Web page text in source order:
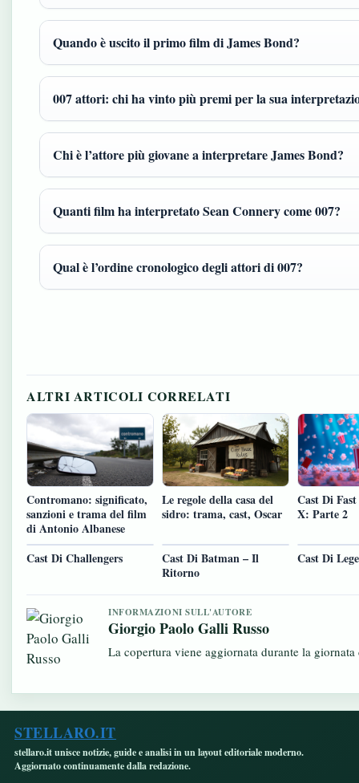
Quando è uscito il primo film di James Bond?
007 attori: chi ha vinto più premi per la sua
Chi è l’attore più giovane a interpretare James Bond?
Quanti film ha interpretato Sean Connery come 007?
Qual è l’ordine cronologico degli attori di 007?
ALTRI ARTICOLI CORRELATI
Contromano: significato,
sanzioni e trama del film
di Antonio Albanese
Le regole della casa del
sidro: trama, cast, Oscar
Cast Di
X: Parte 2
Cast Di Challengers
Cast Di Batman – Il
Ritorno
Cast Di
INFORMAZIONI SULL'AUTORE
Giorgio Paolo Galli Russo
La copertura viene aggiornata durante la
STELLARO.IT
stellaro.it unisce notizie, guide e analisi in un layout editoriale moderno.
Aggiornato continuamente dalla redazione.